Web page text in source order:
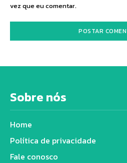
vez que eu comentar.
Sobre nós
Home
Política de privacidade
Fale conosco